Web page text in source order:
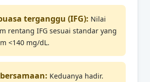
terganggu (IFG): Nilai
rentang IFG sesuai standar yang
<140 mg/dL.
bersamaan: Keduanya hadir.